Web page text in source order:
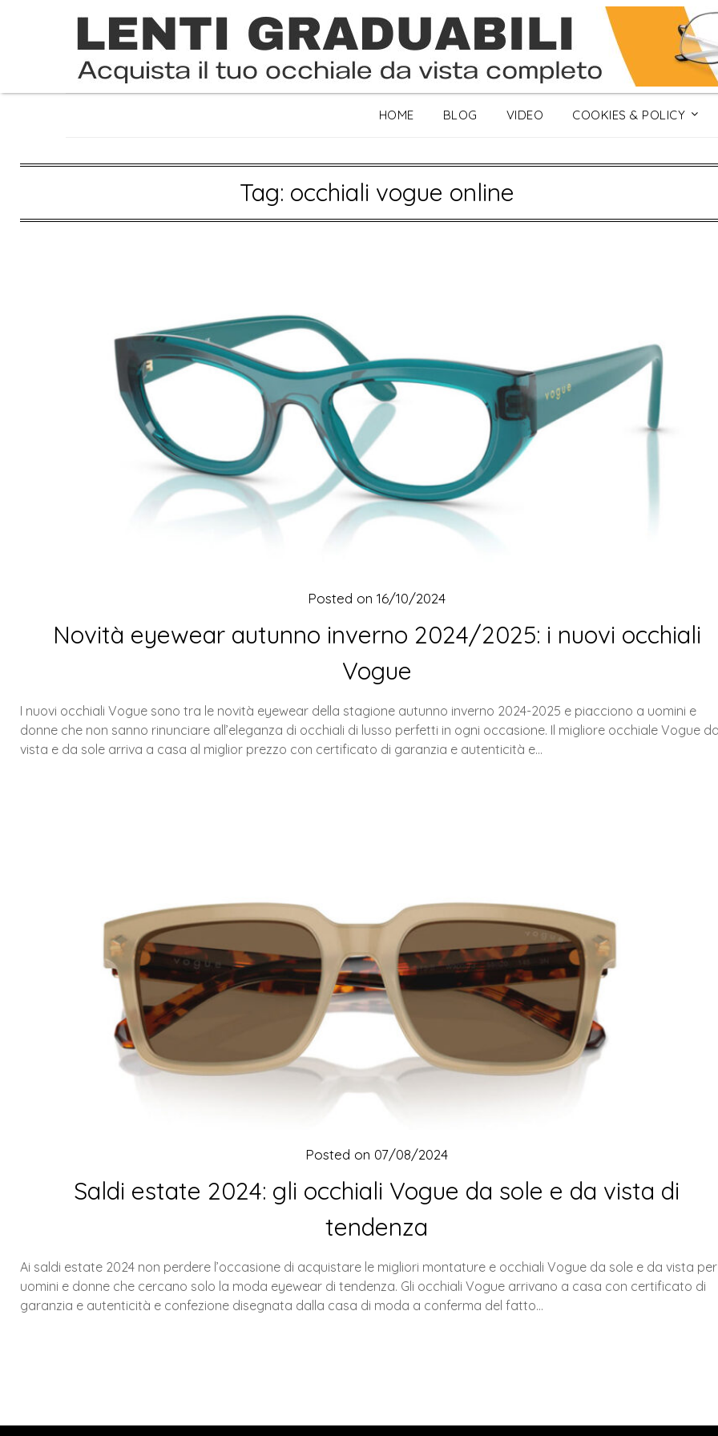
HOME BLOG VIDEO COOKIES & POLICY
Tag: occhiali vogue online
Novità eyewear autunno inverno 2024/2025: i nuovi occhiali
Vogue
Posted on16/10/2024
I nuovi occhiali Vogue sono tra le novità eyewear della stagione autunno inverno 2024-2025 e piacciono a uomini e
donne che non sanno rinunciare all’eleganza di occhiali di lusso perfetti in ogni occasione. Il migliore occhiale Vogue
vista e da sole arriva a casa al miglior prezzo con certificato di garanzia e autenticità e…
Saldi estate 2024: gli occhiali Vogue da sole e da vista di
tendenza
Posted on 07/08/2024
Ai saldi estate 2024 non perdere l’occasione di acquistare le migliori montature e occhiali Vogue da sole e da vista per
uomini e donne che cercano solo la moda eyewear di tendenza. Gli occhiali Vogue arrivano a casa con certificato di
garanzia e autenticità e confezione disegnata dalla casa di moda a conferma del fatto…